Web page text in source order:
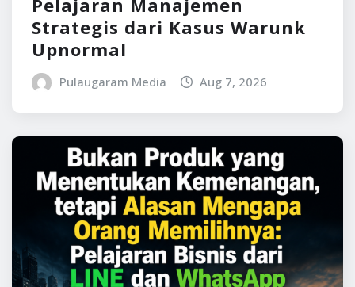
Pelajaran Manajemen
Strategis dari Kasus Warunk
Upnormal
Pulaugaram Media Aug 7, 2026